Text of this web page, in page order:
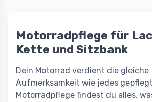
Motorradpflege für
Kette und Sitzbank
Dein Motorrad verdient die gleiche
Aufmerksamkeit wie jedes
Motorradpflege findest du alles,